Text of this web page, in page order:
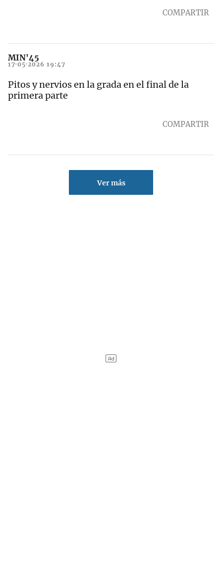
COMPARTIR
MIN'45
17·05·2026 19:47
Pitos y nervios en la grada en el final de la
primera parte
COMPARTIR
Ver más